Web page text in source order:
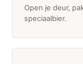
Open je deur,
speciaalbier.